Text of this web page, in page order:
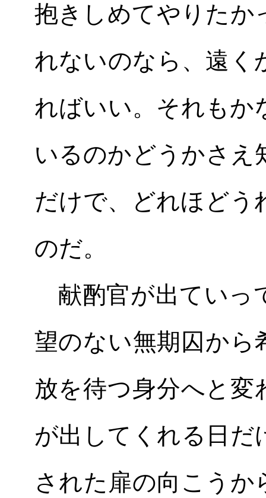
抱きしめてやりたか
れないのなら、遠く
ればいい。それもか
いるのかどうかさえ
だけで、どれほどう
のだ。
献酌官が出ていっ
望のない無期囚から
放を待つ身分へと変
が出してくれる日だ
された扉の向こう